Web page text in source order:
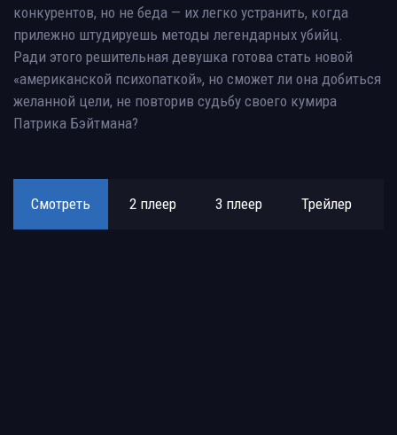
конкурентов, но не беда — их легко устранить, когда
прилежно штудируешь методы легендарных убийц.
Ради этого решительная девушка готова стать новой
«американской психопаткой», но сможет ли она добиться
желанной цели, не повторив судьбу своего кумира
Патрика Бэйтмана?
Смотреть 2 плеер 3 плеер Трейлер